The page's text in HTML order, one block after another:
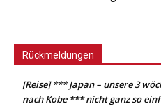
Rückmeldungen
[Reise] *** Japan – unsere 3
nach Kobe *** nicht ganz so